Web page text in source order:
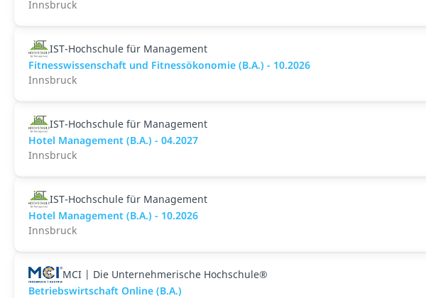
Innsbruck
IST-Hochschule für Management
Fitnesswissenschaft und Fitnessökonomie (B.A.) - 10.2026
Innsbruck
IST-Hochschule für Management
Hotel Management (B.A.) - 04.2027
Innsbruck
IST-Hochschule für Management
Hotel Management (B.A.) - 10.2026
Innsbruck
MCI | Die Unternehmerische Hochschule®
Betriebswirtschaft Online (B.A.)